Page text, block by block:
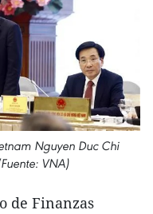
Nguyen Duc Chi
VNA)
de Finanzas